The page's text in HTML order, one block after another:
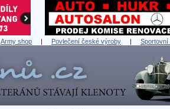
Army shop | Povlečení české výroby | Sportovní